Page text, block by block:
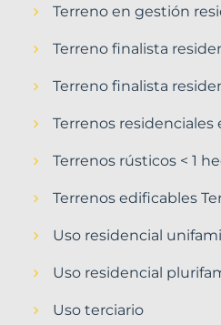
Terreno en gestión
Terreno finalista
Terreno finalista
Terrenos residenciales
Terrenos rústicos < 1
Terrenos edificables
Uso residencial
Uso residencial
Uso terciario